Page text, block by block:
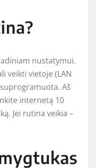
nustatymui.
veikti vietoje (LAN
Aš
internetą 10
Jei rutina veikia –